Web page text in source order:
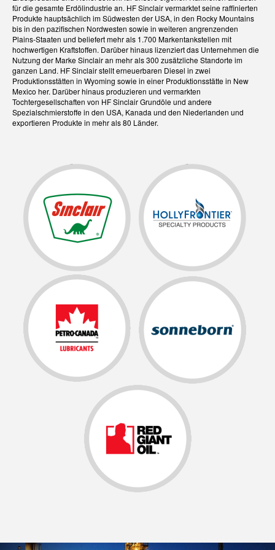
für die gesamte Erdölindustrie an. HF Sinclair vermarktet seine raffinierten
Produkte hauptsächlich im Südwesten der USA, in den Rocky Mountains
bis in den pazifischen Nordwesten sowie in weiteren angrenzenden
Plains-Staaten und beliefert mehr als 1.700 Markentankstellen mit
hochwertigen Kraftstoffen. Darüber hinaus lizenziert das Unternehmen die
Nutzung der Marke Sinclair an mehr als 300 zusätzliche Standorte im
ganzen Land. HF Sinclair stellt erneuerbaren Diesel in zwei
Produktionsstätten in Wyoming sowie in einer Produktionsstätte in New
Mexico her. Darüber hinaus produzieren und vermarkten
Tochtergesellschaften von HF Sinclair Grundöle und andere
Spezialschmierstoffe in den USA, Kanada und den Niederlanden und
exportieren Produkte in mehr als 80 Länder.